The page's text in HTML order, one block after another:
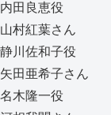
内田良恵役
山村紅葉さん
静川佐和子役
矢田亜希子さん
名木隆一役